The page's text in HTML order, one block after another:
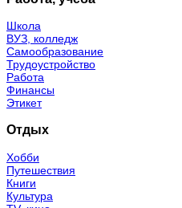
Школа
ВУЗ, колледж
Самообразование
Трудоустройство
Работа
Финансы
Этикет
Отдых
Хобби
Путешествия
Книги
Культура